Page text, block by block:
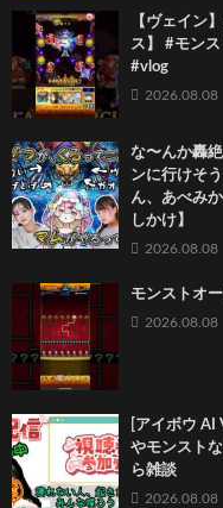
【ヴェイン
ス】 #モン
#vlog
2026.08.08
な〜んか轟
ンに行けそ
ん、あべみ
しかけ】
2026.08.08
モンストオ
2026.08.08
[アイボウ
やモンスト
ら雑談
2026.08.08